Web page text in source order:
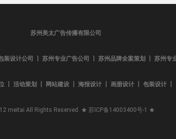
苏州美太广告传播有限公司
装设计公司 丨 苏州专业广告公司 丨 苏州品牌全案策划 丨 苏州专
丨 活动策划 丨 网站建设 丨 海报设计 丨 画册设计 丨 包装设计
meitai All Rights Reserved. ★ 苏ICP备14003400号-1 ★